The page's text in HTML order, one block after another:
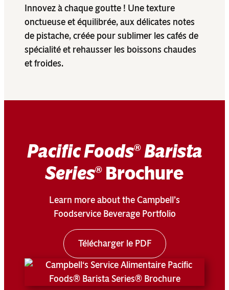
Innovez à chaque goutte ! Une texture
onctueuse et équilibrée, aux délicates notes
de pistache, créée pour sublimer les cafés de
spécialité et rehausser les boissons chaudes
et froides.
Pacific Foods® Barista
Series® Brochure
Learn more about the Campbell’s
Foodservice Beverage Portfolio
Télécharger le PDF